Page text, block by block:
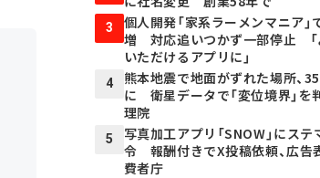
3
個人開発「家系ラーメンマニア」
増 対応追いつかず一部停止 「
いただけるアプリに」
4
熊本地震で地面がずれた場所、
に 衛星データで「変位境界」
理院
5
写真加工アプリ「SNOW」にス
令 報酬付きでX投稿依頼、広
費者庁